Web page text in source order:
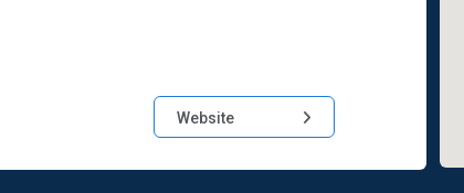
Website